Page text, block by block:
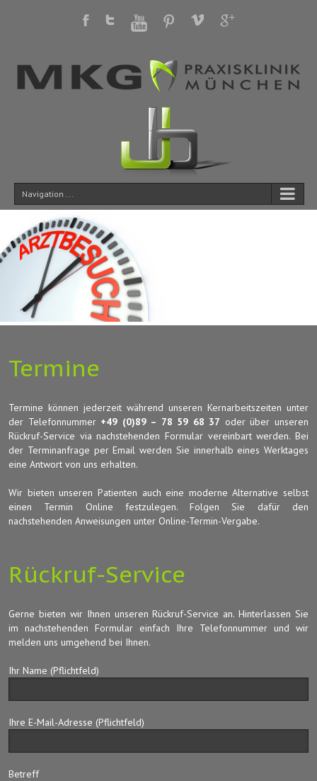
Navigation ...
Termine
Termine können jederzeit während unseren Kernarbeitszeiten unter
der Telefonnummer +49 (0)89 – 78 59 68 37 oder über unseren
Rückruf-Service via nachstehenden Formular vereinbart werden. Bei
der Terminanfrage per Email werden Sie innerhalb eines Werktages
eine Antwort von uns erhalten.
Wir bieten unseren Patienten auch eine moderne Alternative selbst
einen Termin Online festzulegen. Folgen Sie dafür den
nachstehenden Anweisungen unter Online-Termin-Vergabe.
Rückruf-Service
Gerne bieten wir Ihnen unseren Rückruf-Service an. Hinterlassen Sie
im nachstehenden Formular einfach Ihre Telefonnummer und wir
melden uns umgehend bei Ihnen.
Ihr Name (Pflichtfeld)
Ihre E-Mail-Adresse (Pflichtfeld)
Betreff